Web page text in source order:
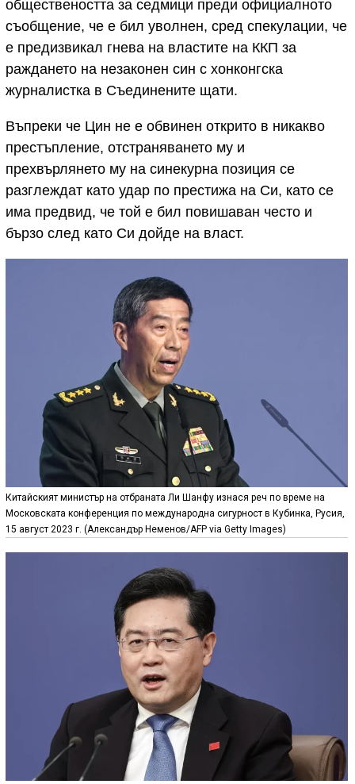
обществеността за седмици преди официалното
съобщение, че е бил уволнен, сред спекулации, че
е предизвикал гнева на властите на ККП за
раждането на незаконен син с хонконгска
журналистка в Съединените щати.
Въпреки че Цин не е обвинен открито в никакво
престъпление, отстраняването му и
прехвърлянето му на синекурна позиция се
разглеждат като удар по престижа на Си, като се
има предвид, че той е бил повишаван често и
бързо след като Си дойде на власт.
Китайският министър на отбраната Ли Шанфу изнася реч по време на
Московската конференция по международна сигурност в Кубинка, Русия,
15 август 2023 г. (Александър Неменов/AFP via Getty Images)